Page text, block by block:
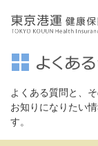
よくある質問と、
お知りになりたい
す。